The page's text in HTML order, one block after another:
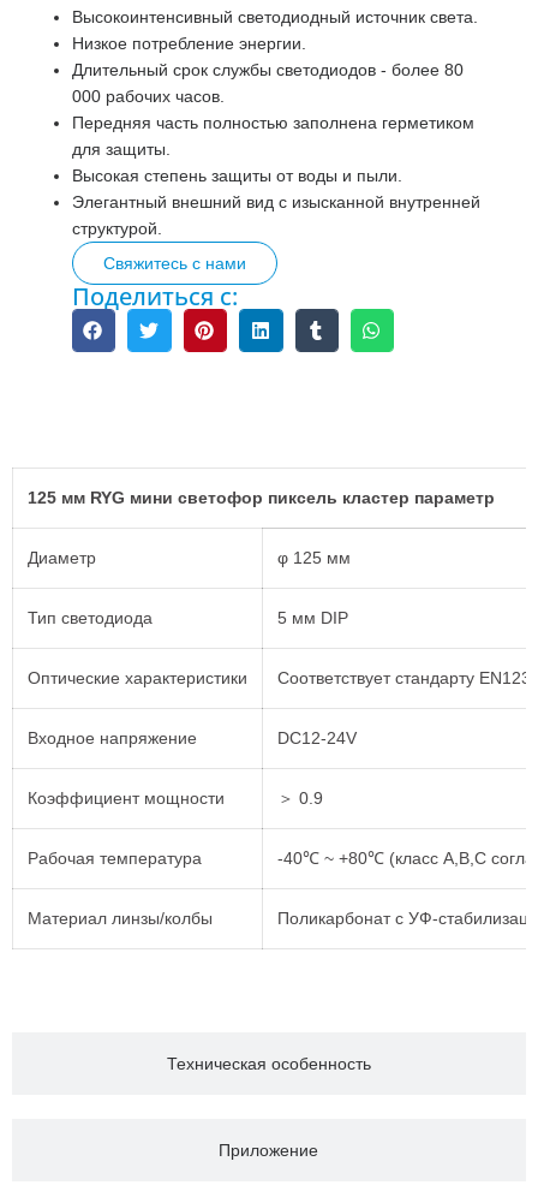
Высокоинтенсивный светодиодный источник света.
Низкое потребление энергии.
Длительный срок службы светодиодов - более 80
000 рабочих часов.
Передняя часть полностью заполнена герметиком
для защиты.
Высокая степень защиты от воды и пыли.
Элегантный внешний вид с изысканной внутренней
структурой.
Свяжитесь с нами
Поделиться с:
Техническая особенность
Приложение
125 мм RYG мини светофор пиксель кластер параметр
Диаметр φ 125 мм
Тип светодиода 5 мм DIP
Оптические характеристики Соответствует стандарту
Входное напряжение DC12-24V
Коэффициент мощности ＞ 0.9
Рабочая температура -40℃ ~ +80℃ (класс A,B,C
Материал линзы/колбы Поликарбонат с УФ-